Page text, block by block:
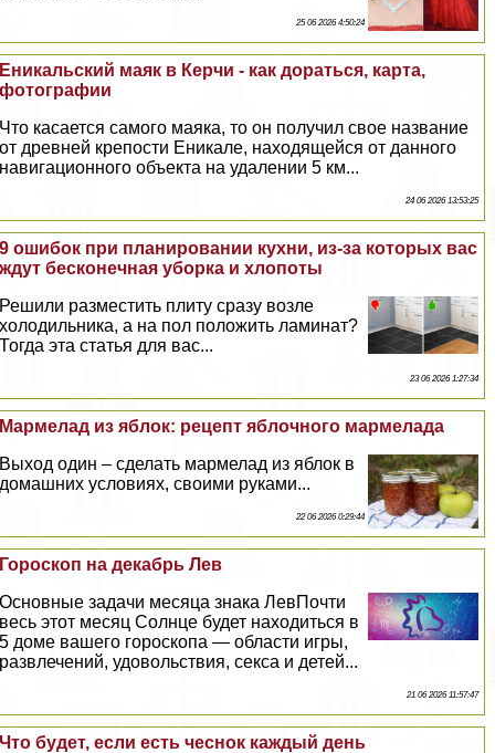
25 06 2026 4:50:24
Еникальский маяк в Керчи - как дораться, карта,
фотографии
Что касается самого маяка, то он получил свое название
от древней крепости Еникале, находящейся от данного
навигационного объекта на удалении 5 км...
24 06 2026 13:53:25
9 ошибок при планировании кухни, из-за которых вас
ждут бесконечная уборка и хлопоты
Решили разместить плиту сразу возле
холодильника, а на пол положить ламинат?
Тогда эта статья для вас...
23 06 2026 1:27:34
Мармелад из яблок: рецепт яблочного мармелада
Выход один – сделать мармелад из яблок в
домашних условиях, своими руками...
22 06 2026 0:29:44
Гороскоп на декабрь Лев
Основные задачи месяца знака ЛевПочти
весь этот месяц Солнце будет находиться в
5 доме вашего гороскопа — области игры,
развлечений, удовольствия, ceкcа и детей...
21 06 2026 11:57:47
Что будет, если есть чеснок каждый день